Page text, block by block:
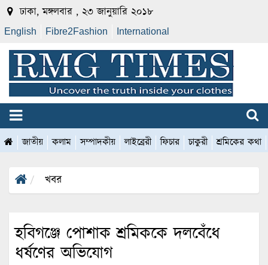
ঢাকা, মঙ্গলবার , ২৩ জানুয়ারি ২০১৮
English Fibre2Fashion International
জাতীয় কলাম সম্পাদকীয় লাইব্রেরী ফিচার চাকুরী শ্রমিকের কথা
খবর
হবিগঞ্জে পোশাক শ্রমিককে দলবেঁধে
ধর্ষণের অভিযোগ